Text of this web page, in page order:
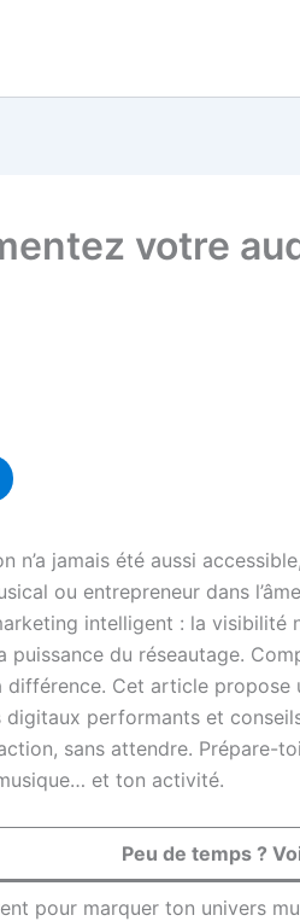
votre
jamais été aussi
ou entrepreneur dans
intelligent : la
puissance du réseautage.
Cet article
performants et
sans attendre.
et ton activité.
Peu de temps ?
pour marquer ton univers